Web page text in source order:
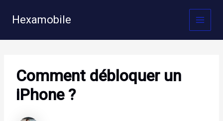
contenuHexamobile
Comment débloquer un
iPhone ?